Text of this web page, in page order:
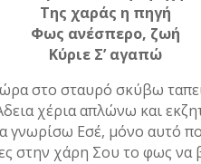
Της χαράς η πηγή
Φως ανέσπερο, ζωή
Κύριε Σ’ αγαπώ
στο σταυρό σκύβω
χέρια απλώνω και
γνωρίσω Εσέ, μόνο αυτό
στην χάρη Σου το φως να